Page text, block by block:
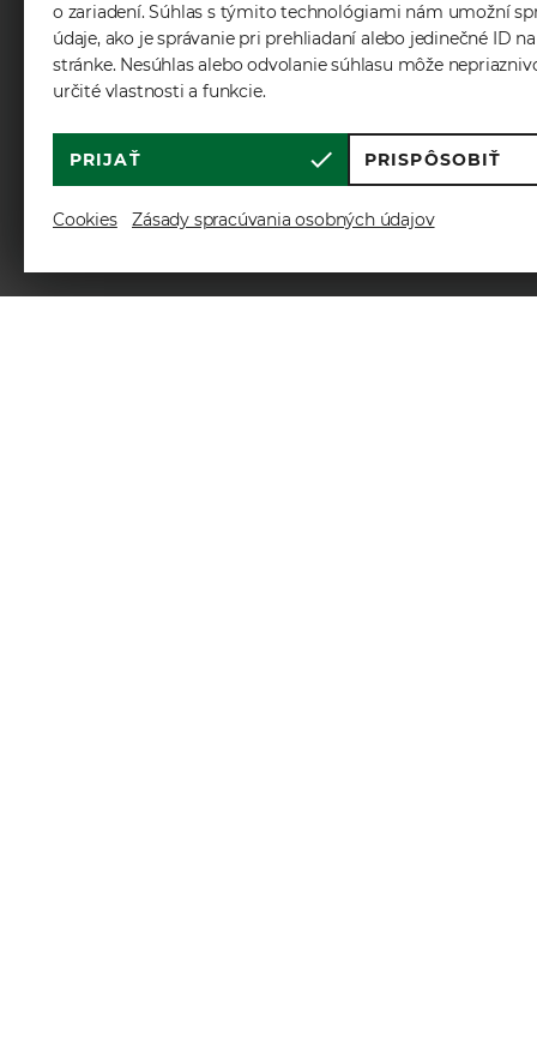
o zariadení. Súhlas s týmito technológiami nám umožní
údaje, ako je správanie pri prehliadaní alebo jedinečné ID
stránke. Nesúhlas alebo odvolanie súhlasu môže
určité vlastnosti a funkcie.
PRIJAŤ PRISPÔSOBIŤ
Cookies Zásady spracúvania osobných údajov